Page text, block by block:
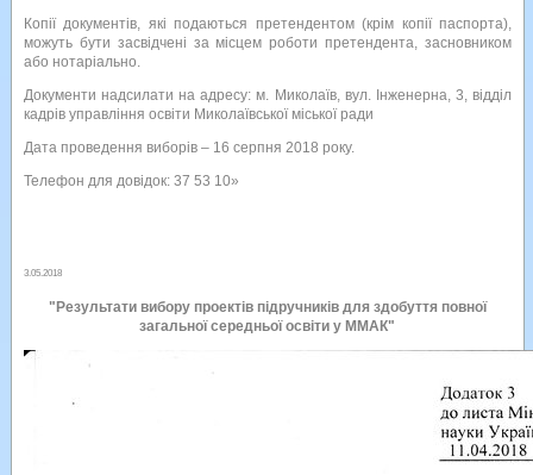
Копії документів, які подаються претендентом (крім копії паспорта),
можуть бути засвідчені за місцем роботи претендента, засновником
або нотаріально.
Документи надсилати на адресу: м. Миколаїв, вул. Інженерна, 3, відділ
кадрів управління освіти Миколаївської міської ради
Дата проведення виборів – 16 серпня 2018 року.
Телефон для довідок: 37 53 10»
3.05.2018
"Результати вибору проектів підручників для здобуття повної
загальної середньої освіти у ММАК"